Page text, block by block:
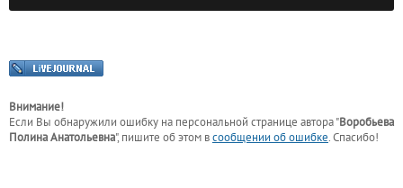
Внимание!
Если Вы обнаружили ошибку на персональной странице автора "Воробьева
Полина Анатольевна", пишите об этом всообщении об ошибке. Спасибо!